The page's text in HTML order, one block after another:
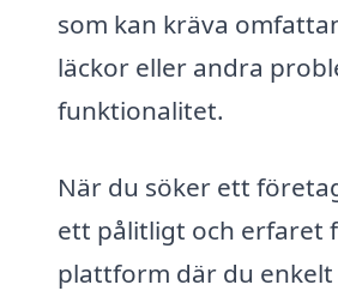
som kan kräva
läckor eller andra
funktionalitet.
När du söker ett
ett pålitligt och erfaret
plattform där du